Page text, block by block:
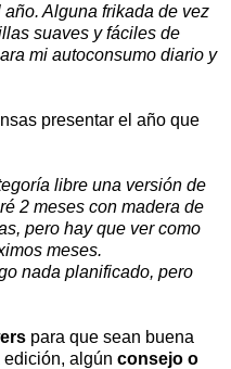
Alguna frikada de vez
suaves y fáciles de
mi autoconsumo diario y
presentar el año que
libre una versión de
2 meses con madera de
pero hay que ver como
meses.
nada planificado, pero
para que sean buena
algún consejo o